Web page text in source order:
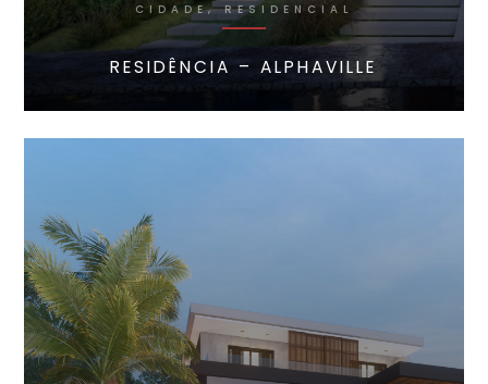
CIDADE, RESIDENCIAL
RESIDÊNCIA – ALPHAVILLE